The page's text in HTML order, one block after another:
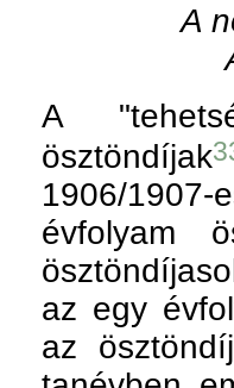
A
A
ösztöndíjak
1906/1907-
évfolyam
az egy
az